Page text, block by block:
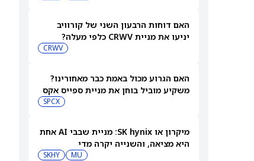
האם דוחות הרבעון השני של קורוויב
יניעו את מניית CRWV כלפי מעלה?
CRWV
האם הגרוע מכול באמת כבר מאחורינו?
משקיע מוביל בוחן את מניית ספייס אקס
SPCX
מיקרון או SK hynix: מניית שבבי AI אחת
היא מציאה, והשנייה יקרה מדי
MU
SKHY